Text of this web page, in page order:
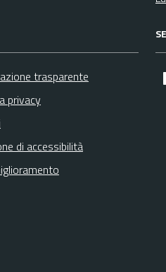
trasparente
privacy
di accessibilità